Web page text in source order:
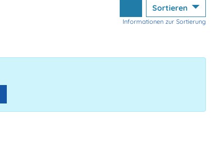
Sortieren
Informationen zur Sortierung